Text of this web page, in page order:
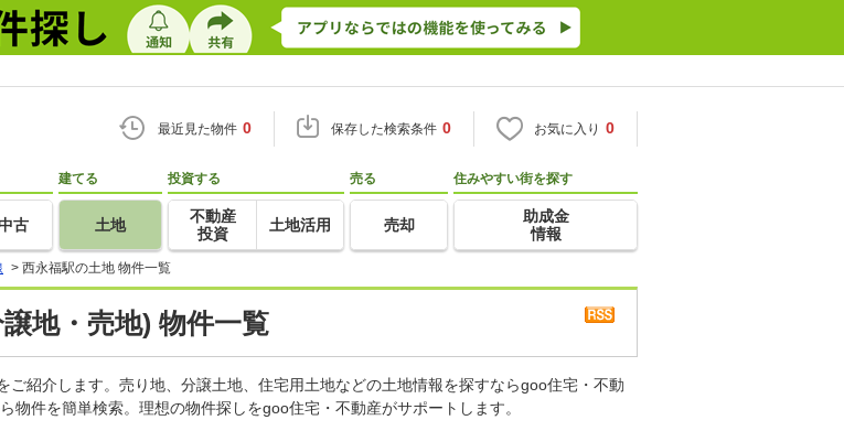
最近見た物件 0 保存した検索条件 0 お気に入り 0
古
建てる
土地
投資する
不動産
投資
土地活用
売る
売却
住みやすい街を探す
助成金
情報
> 西永福駅の土地 物件一覧
地・売地) 物件一覧
紹介します。売り地、分譲土地、住宅用土地などの土地情報を探すならgoo住宅・不動
件を簡単検索。理想の物件探しをgoo住宅・不動産がサポートします。